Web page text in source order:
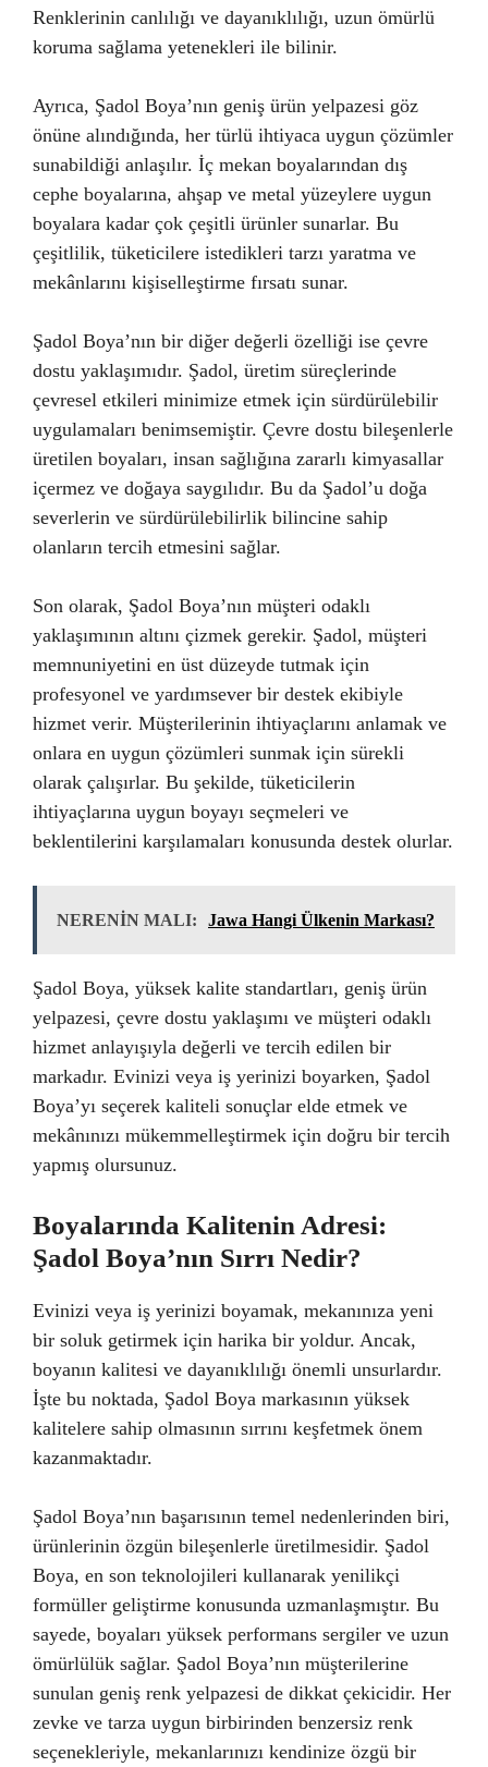
Renklerinin canlılığı ve dayanıklılığı, uzun ömürlü
koruma sağlama yetenekleri ile bilinir.
Ayrıca, Şadol Boya’nın geniş ürün yelpazesi göz
önüne alındığında, her türlü ihtiyaca uygun çözümler
sunabildiği anlaşılır. İç mekan boyalarından dış
cephe boyalarına, ahşap ve metal yüzeylere uygun
boyalara kadar çok çeşitli ürünler sunarlar. Bu
çeşitlilik, tüketicilere istedikleri tarzı yaratma ve
mekânlarını kişiselleştirme fırsatı sunar.
Şadol Boya’nın bir diğer değerli özelliği ise çevre
dostu yaklaşımıdır. Şadol, üretim süreçlerinde
çevresel etkileri minimize etmek için sürdürülebilir
uygulamaları benimsemiştir. Çevre dostu bileşenlerle
üretilen boyaları, insan sağlığına zararlı kimyasallar
içermez ve doğaya saygılıdır. Bu da Şadol’u doğa
severlerin ve sürdürülebilirlik bilincine sahip
olanların tercih etmesini sağlar.
Son olarak, Şadol Boya’nın müşteri odaklı
yaklaşımının altını çizmek gerekir. Şadol, müşteri
memnuniyetini en üst düzeyde tutmak için
profesyonel ve yardımsever bir destek ekibiyle
hizmet verir. Müşterilerinin ihtiyaçlarını anlamak ve
onlara en uygun çözümleri sunmak için sürekli
olarak çalışırlar. Bu şekilde, tüketicilerin
ihtiyaçlarına uygun boyayı seçmeleri ve
beklentilerini karşılamaları konusunda destek olurlar.
NERENİN MALI: Jawa Hangi Ülkenin Markası?
Şadol Boya, yüksek kalite standartları, geniş ürün
yelpazesi, çevre dostu yaklaşımı ve müşteri odaklı
hizmet anlayışıyla değerli ve tercih edilen bir
markadır. Evinizi veya iş yerinizi boyarken, Şadol
Boya’yı seçerek kaliteli sonuçlar elde etmek ve
mekânınızı mükemmelleştirmek için doğru bir tercih
yapmış olursunuz.
Boyalarında Kalitenin Adresi:
Şadol Boya’nın Sırrı Nedir?
Evinizi veya iş yerinizi boyamak, mekanınıza yeni
bir soluk getirmek için harika bir yoldur. Ancak,
boyanın kalitesi ve dayanıklılığı önemli unsurlardır.
İşte bu noktada, Şadol Boya markasının yüksek
kalitelere sahip olmasının sırrını keşfetmek önem
kazanmaktadır.
Şadol Boya’nın başarısının temel nedenlerinden biri,
ürünlerinin özgün bileşenlerle üretilmesidir. Şadol
Boya, en son teknolojileri kullanarak yenilikçi
formüller geliştirme konusunda uzmanlaşmıştır. Bu
sayede, boyaları yüksek performans sergiler ve uzun
ömürlülük sağlar. Şadol Boya’nın müşterilerine
sunulan geniş renk yelpazesi de dikkat çekicidir. Her
zevke ve tarza uygun birbirinden benzersiz renk
seçenekleriyle, mekanlarınızı kendinize özgü bir